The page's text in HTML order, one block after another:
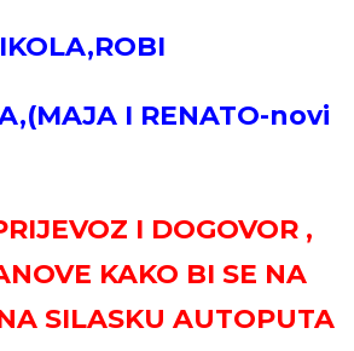
I RENATO-novi
I DOGOVOR ,
KAKO BI SE NA
SILASKU AUTOPUTA